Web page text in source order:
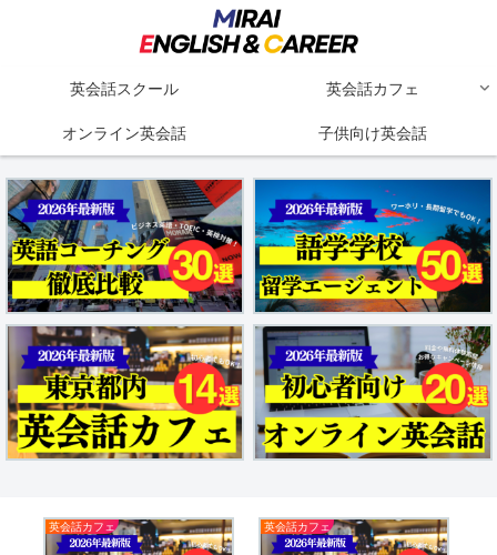
英会話スクール 英会話カフェ
オンライン英会話 子供向け英会話
英会話カフェ 英会話カフェ